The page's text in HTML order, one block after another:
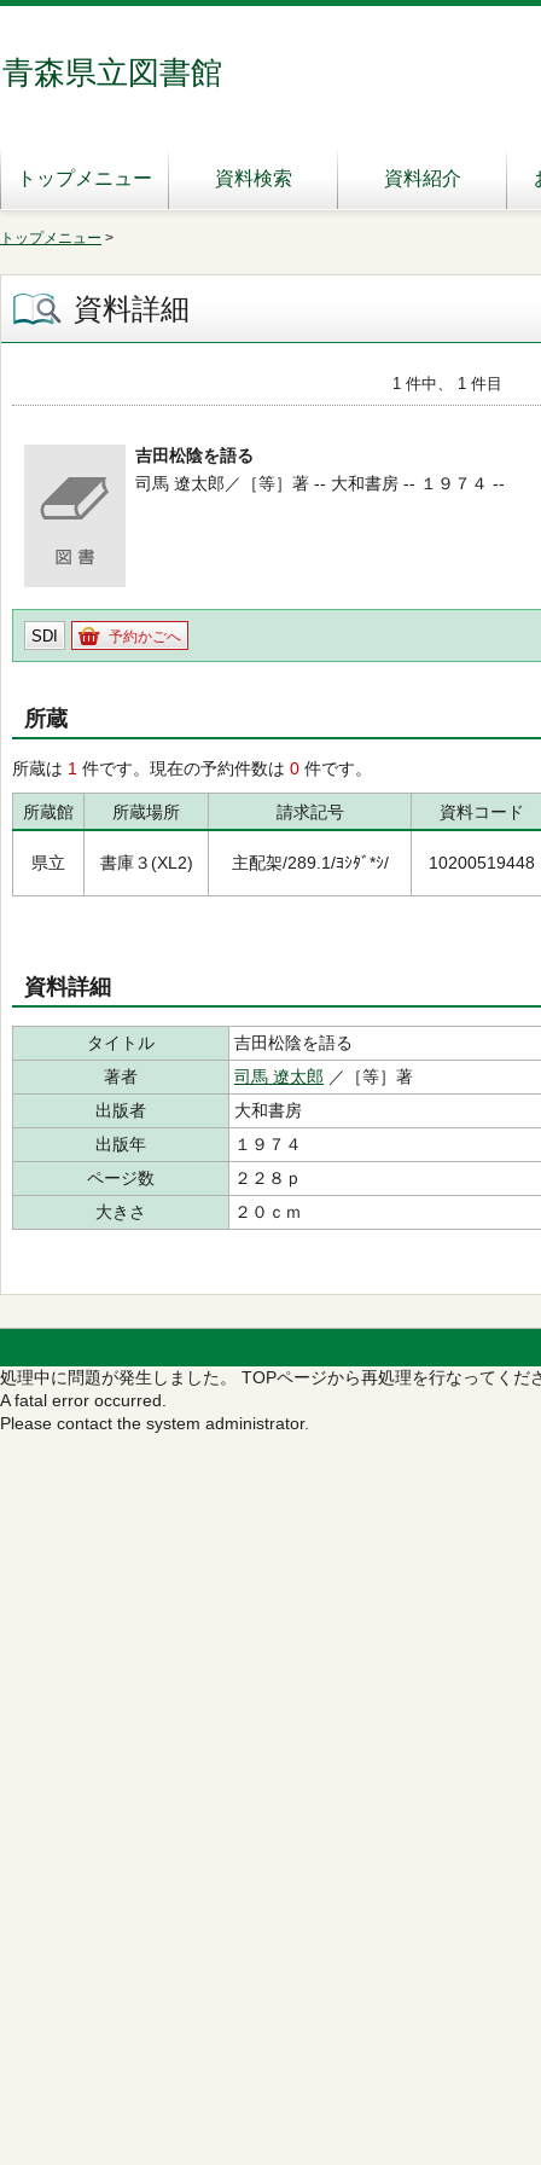
青森県立図書館
トップメニュー 資料検索 資料紹介
トップメニュー >
資料詳細
1 件中、 1 件目
吉田松陰を語る
司馬 遼太郎／［等］著 -- 大和書房 -- １９７４ --
SDI 予約かごへ
所蔵
所蔵は 1 件です。現在の予約件数は 0 件です。
所蔵館 所蔵場所 請求記号 資料コード
県立 書庫３(XL2) 主配架/289.1/ﾖｼﾀﾞ*ｼ/ 10200519448
資料詳細
タイトル
吉田松陰を語る
著者
司馬 遼太郎 ／［等］著
出版者
大和書房
出版年
１９７４
ページ数
２２８ｐ
大きさ
２０ｃｍ
処理中に問題が発生しました。 TOPページから再処理を行なってくだ
A fatal error occurred.
Please contact the system administrator.